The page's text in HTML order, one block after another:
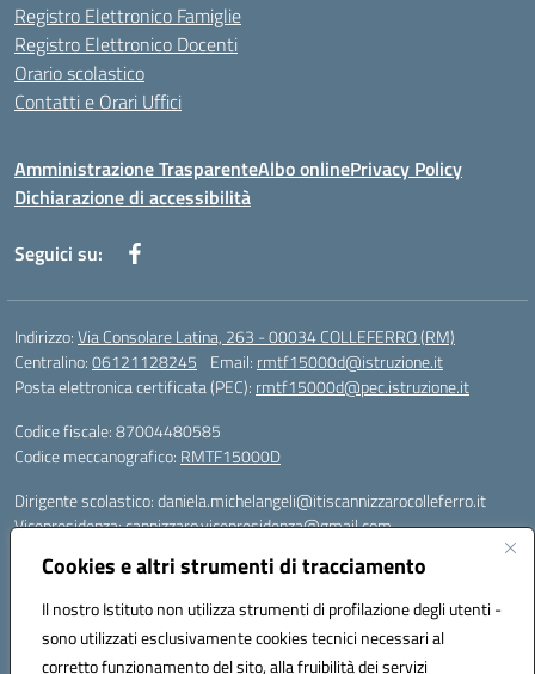
Cookies e altri strumenti di tracciamento
Il nostro Istituto non utilizza strumenti di profilazione degli utenti -
sono utilizzati esclusivamente cookies tecnici necessari al
corretto funzionamento del sito, alla fruibilità dei servizi
Registro Elettronico Famiglie
Registro Elettronico Docenti
Orario scolastico
Contatti e Orari Uffici
Amministrazione TrasparenteAlbo onlinePrivacy Policy
Dichiarazione di accessibilità
Seguici su:
Indirizzo:Via Consolare Latina, 263 - 00034 COLLEFERRO (RM)
Centralino:06121128245 Email: rmtf15000d@istruzione.it
Posta elettronica certificata (PEC): rmtf15000d@pec.istruzione.it
Codice fiscale: 87004480585
Codice meccanografico: RMTF15000D
Dirigente scolastico: daniela.michelangeli@itiscannizzarocolleferro.it
Vicepresidenza: cannizzaro.vicepresidenza@gmail.com
Supporto piattaforme DDI (creazione account e rigenerazione credenziali)
supporto_gsuite@itiscannizzarocolleferro.it